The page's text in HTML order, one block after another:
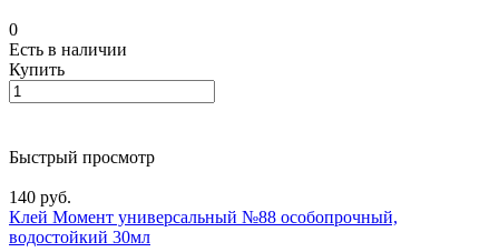
0
Есть в наличии
Купить
Быстрый просмотр
140 руб.
Клей Момент универсальный №88 особопрочный,
водостойкий 30мл